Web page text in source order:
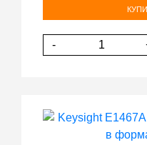
-